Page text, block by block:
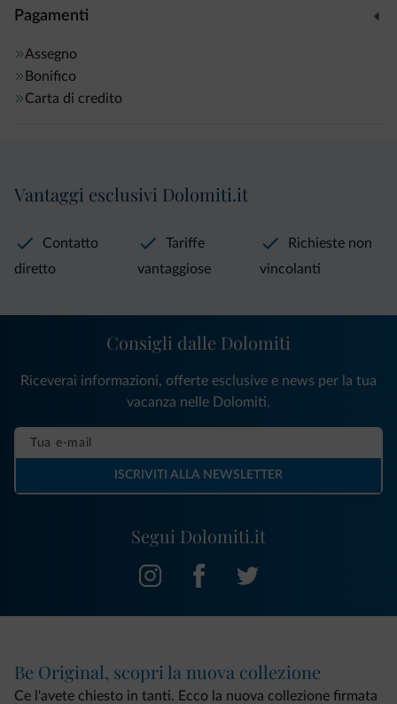
Pagamenti
Assegno
Bonifico
Carta di credito
Vantaggi esclusivi Dolomiti.it
Contatto
diretto
Tariffe
vantaggiose
Richieste non
vincolanti
Segui Dolomiti.it
Consigli dalle Dolomiti
Riceverai informazioni, offerte esclusive e news per la tua
vacanza nelle Dolomiti.
ISCRIVITI ALLA NEWSLETTER
Be Original, scopri la nuova collezione
Ce l'avete chiesto in tanti. Ecco la nuova collezione firmata